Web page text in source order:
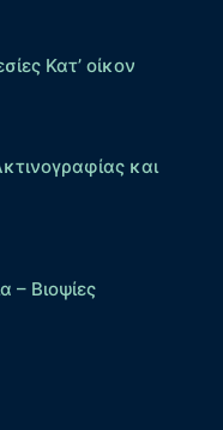
Κατ’ οίκον
και
– Βιοψίες